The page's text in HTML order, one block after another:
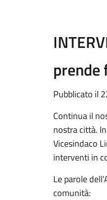
prende
Pubblicato il
Continua il
nostra città.
Vicesindaco
interventi in
Le parole
comunità: